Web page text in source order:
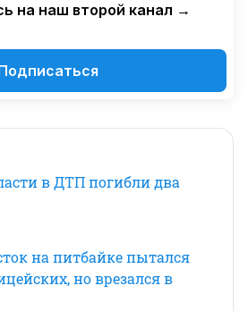
на наш второй канал →
в ДТП погибли два
на питбайке пытался
но врезался в